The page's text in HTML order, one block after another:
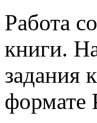
Работа
книги.
задания
формате